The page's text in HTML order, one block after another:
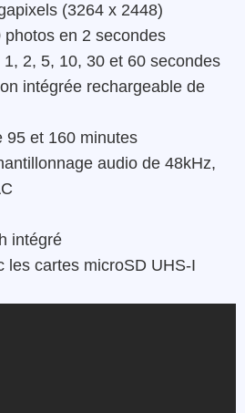
(3264 x 2448)
photos en 2 secondes
2, 5, 10, 30 et 60 secondes
intégrée rechargeable de
95 et 160 minutes
audio de 48kHz,
intégré
les cartes microSD UHS-I